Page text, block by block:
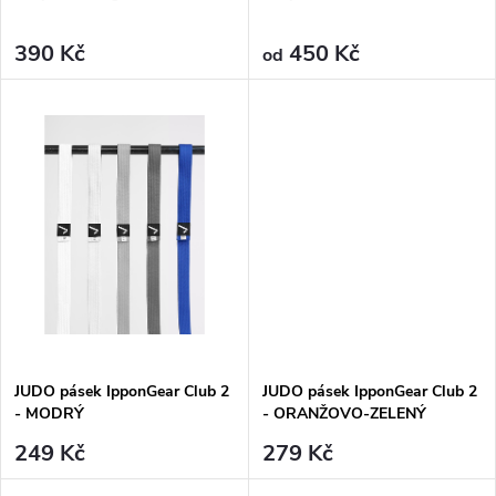
390 Kč od 450 Kč
JUDO pásek IpponGear Club 2
- MODRÝ
249 Kč
JUDO pásek IpponGear Club 2
- ORANŽOVO-ZELENÝ
279 Kč